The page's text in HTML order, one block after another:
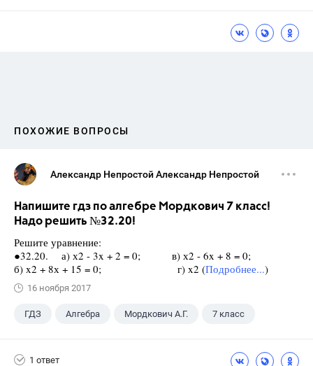
ПОХОЖИЕ ВОПРОСЫ
Александр Непростой Александр Непростой
Напишите гдз по алгебре Мордкович 7 класс!
Надо решить №32.20!
Решите уравнение:
●32.20. а) х2 - 3x + 2 = 0; в) х2 - 6x + 8 = 0;
б) x2 + 8х + 15 = 0; г) x2 (Подробнее...)
16 ноября 2017
ГДЗ Алгебра Мордкович А.Г. 7 класс
1 ответ